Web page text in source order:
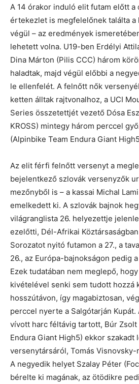
A 14 órakor induló elit futam előtt a
értekezlet is megfelelőnek találta a
végül – az eredmények
lehetett volna. U19-ben Erdélyi
Dina Márton (Pilis CCC) három
haladtak, majd végül előbbi a
le ellenfelét. A felnőtt nők
ketten álltak rajtvonalhoz, a UCI
Series összetettjét vezető Dósa
KROSS) mintegy három perccel
(Alpinbike Team Endura Giant
Az elit férfi felnőtt versenyt a
bejelentkező szlovák versenyzők
mezőnyből is – a kassai Michal
emelkedett ki. A szlovák bajnok
világranglista 26. helyezettje
ezelőtti, Dél-Afrikai
Sorozatot nyitó futamon a 27., a
26., az Európa-bajnokságon pedig
Ezek tudatában nem meglepő,
kivételével senki sem tudott hozzá
hosszútávon, így magabiztosan,
perccel nyerte a Salgótarján
vívott harc féltávig tartott, Búr Zsolt
Endura Giant High5) ekkor szakadt
versenytársáról, Tomás Visnovsky-
A negyedik helyet Szalay Péter
bérelte ki magának, az ötödikre